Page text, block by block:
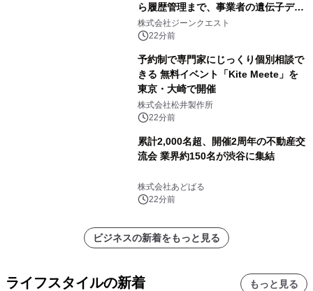
ら履歴管理まで、事業者の遺伝子デー
タ活用を支援
株式会社ジーンクエスト
22分前
予約制で専門家にじっくり個別相談で
きる 無料イベント「Kite Meete」を
東京・大崎で開催
株式会社松井製作所
22分前
累計2,000名超、開催2周年の不動産交
流会 業界約150名が渋谷に集結
株式会社あどばる
22分前
ビジネスの新着をもっと見る
ライフスタイルの新着 もっと見る